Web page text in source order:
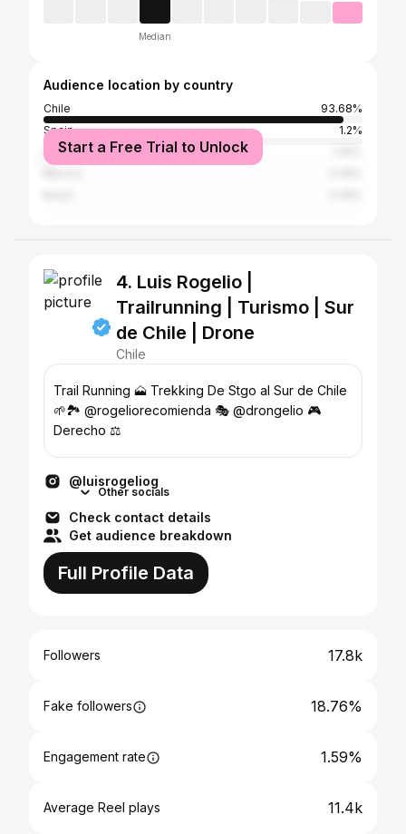
Median
Audience location by country
Chile
93.68%
Spain
1.2%
United States
Start a Free Trial to Unlock
4. Luis Rogelio |
Trailrunning | Turismo | Sur
de Chile | Drone
Chile
Trail Running 🗻 Trekking De Stgo al Sur de Chile
🌱🏞 @rogeliorecomienda 🎭 @drongelio 🎮
Derecho ⚖️
@luisrogeliog
Other socials
Check contact details
Get audience breakdown
Full Profile Data
Followers 17.8k
Fake followers 18.76%
Engagement rate 1.59%
Average Reel plays 11.4k